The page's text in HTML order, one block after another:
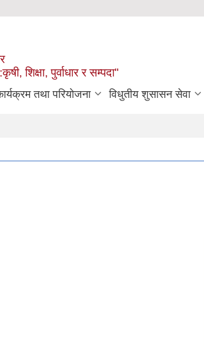
शिक्षा, पुर्वाधार र सम्पदा"
तथा परियोजना विधुतीय शुसासन सेवा